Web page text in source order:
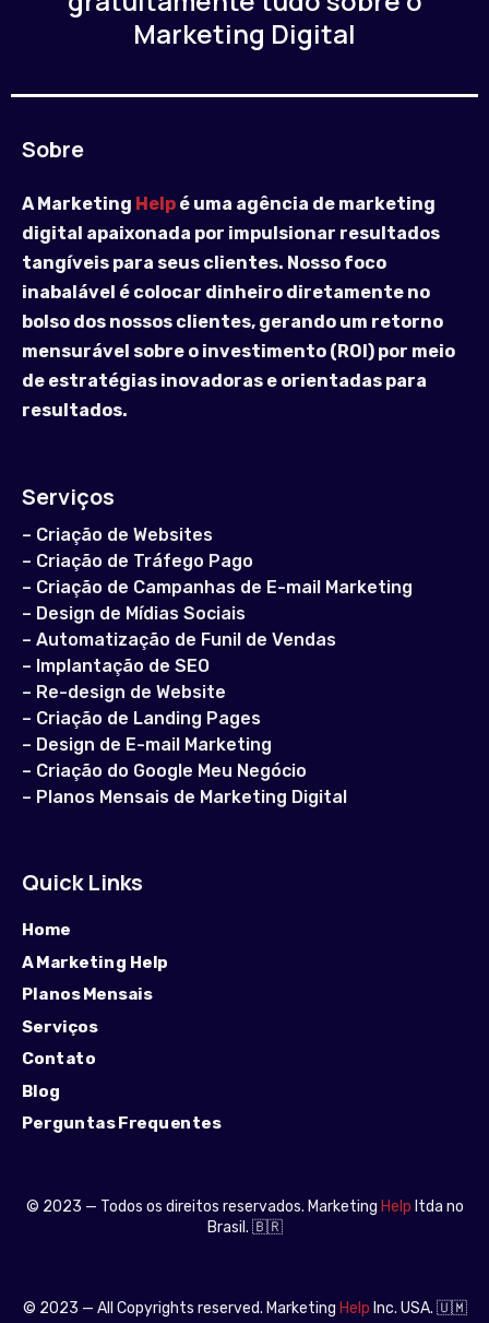
Marketing Digital
Sobre
A Marketing Help é uma agência de marketing
digital apaixonada por impulsionar resultados
tangíveis para seus clientes. Nosso foco
inabalável é colocar dinheiro diretamente no
bolso dos nossos clientes, gerando um retorno
mensurável sobre o investimento (ROI) por meio
de estratégias inovadoras e orientadas para
resultados.
Serviços
– Criação de Websites
– Criação de Tráfego Pago
– Criação de Campanhas de E-mail Marketing
– Design de Mídias Sociais
– Automatização de Funil de Vendas
– Implantação de SEO
– Re-design de Website
– Criação de Landing Pages
– Design de E-mail Marketing
– Criação do Google Meu Negócio
– Planos Mensais de Marketing Digital
Quick Links
Home
A Marketing Help
Planos Mensais
Serviços
Contato
Blog
Perguntas Frequentes
© 2023 — Todos os direitos reservados. Marketing Help ltda no
Brasil. 🇧🇷
© 2023 — All Copyrights reserved. Marketing Help Inc. USA. 🇺🇲